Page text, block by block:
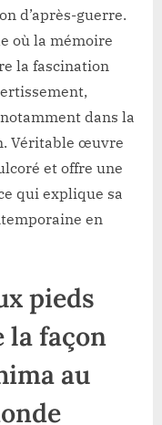
d’après-guerre.
où la mémoire
la fascination
dans la
Véritable œuvre
et offre une
qui explique sa
en
pieds
la façon
au